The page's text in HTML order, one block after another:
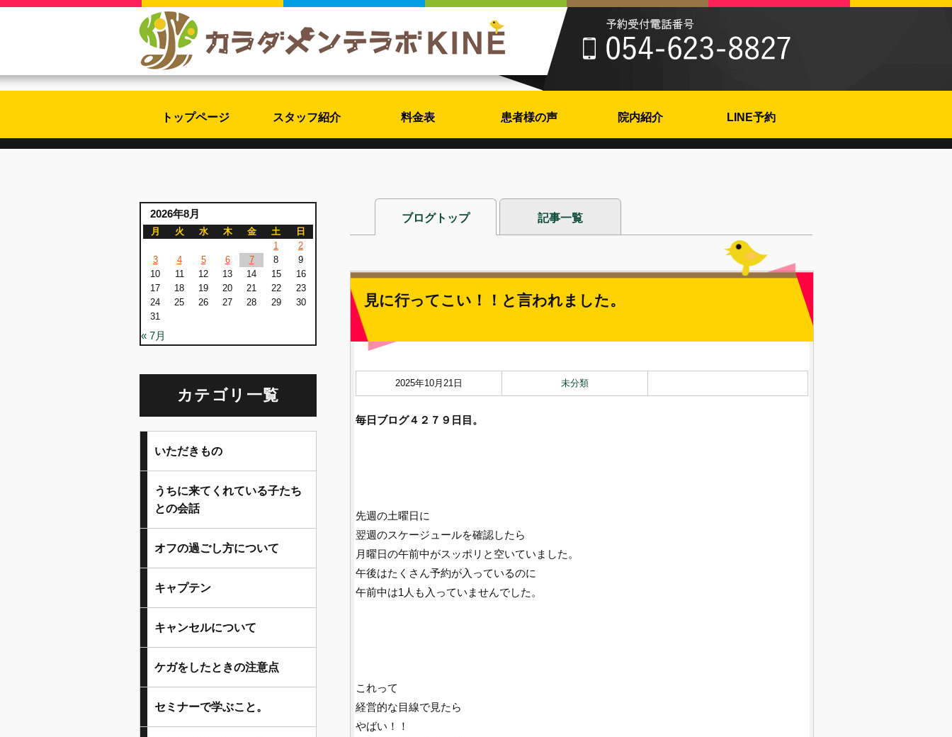
トップページ スタッフ紹介 料金表 患者様の声 院内紹介 LINE予約
ブログトップ 記事一覧
見に行ってこい！！と言われました。
2025年10月21日 未分類
毎日ブログ４２７９ 日目。
先週の土曜日に
翌週のスケージュールを確認したら
月曜日の午前中がスッポリと空いていました。
午後はたくさん予約が入っているのに
午前中は1人も入っていませんでした。
これって
経営的な目線で見たら
やばい！！
2026年8月
月 火 水 木 金 土
日
1
2
3
4 5 6 7 8
9
10
11 12 13 14 15
16
17
18 19 20 21 22
23
24
25 26 27 28 29
30
31
« 7月
カテゴリ一覧
いただきもの
うちに来てくれている子たち
との会話
オフの過ごし方について
キャプテン
キャンセルについて
ケガをしたときの注意点
セミナーで学ぶこと。